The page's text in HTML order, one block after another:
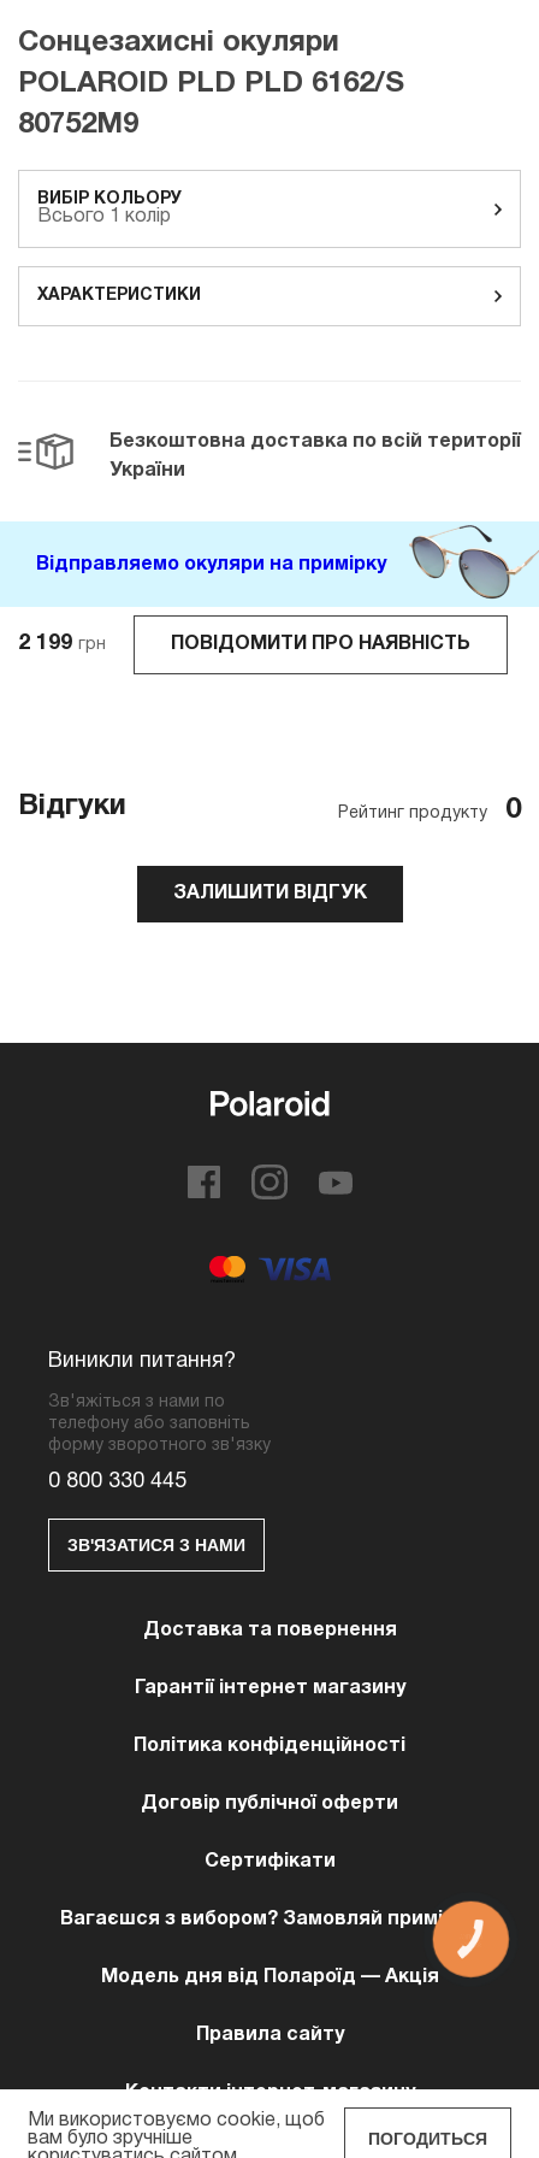
Сонцезахисні окуляри
POLAROID PLD PLD 6162/S
80752M9
ВИБІР КОЛЬОРУ
Всього 1 колір
ХАРАКТЕРИСТИКИ
2 199 грн ПОВІДОМИТИ ПРО НАЯВНІСТЬ
Безкоштовна доставка по всій території
України
Відправляемо окуляри на примірку
Відгуки Рейтинг продукту 0
ЗАЛИШИТИ ВІДГУК
Виникли питання?
Зв'яжіться з нами по
телефону або заповніть
форму зворотного зв'язку
0 800 330 445
ЗВ'ЯЗАТИСЯ З НАМИ
Доставка та повернення
Гарантії інтернет магазину
Політика конфіденційності
Договір публічної оферти
Сертифікати
Вагаєшся з вибором? Замовляй примірку!
Модель дня від Полароїд — Акція
Правила сайту
Контакти інтернет-магазину
Ми використовуємо cookie, щоб
вам було зручніше
ПОГОДИТЬСЯ
КНОПКА
ЗВ'ЯЗКУ